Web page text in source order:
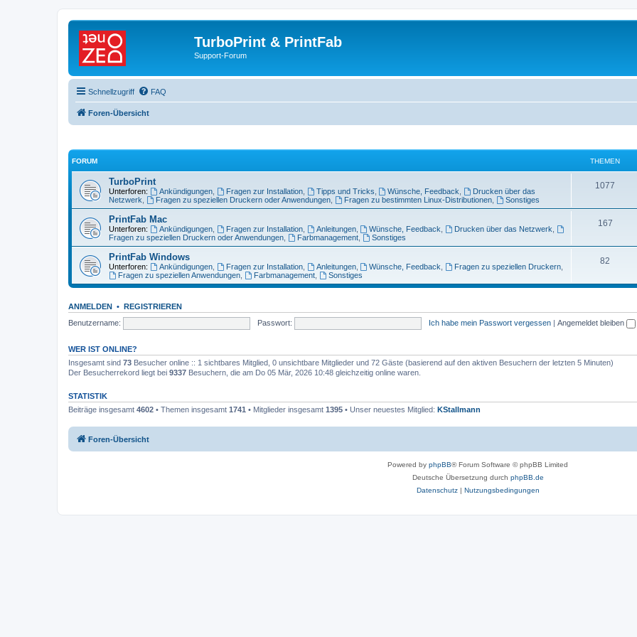
TurboPrint & PrintFab
Support-Forum
Schnellzugriff FAQ
Foren-Übersicht
FORUM THEMEN
TurboPrint
Unterforen: Ankündigungen, Fragen zur Installation, Tipps und Tricks Wünsche, Feedback
Drucken über das
Netzwerk
Fragen zu speziellen Druckern oder Anwendungen, Fragen zu bestimmten Linux-Distributionen, Sonstiges
1077
PrintFab Mac
Unterforen: Ankündigungen, Fragen zur Installation, Anleitungen, Wünsche, Feedback Drucken über das Netzwerk
Fragen zu speziellen Druckern oder Anwendungen
Farbmanagement, Sonstiges
167
PrintFab Windows
Unterforen: Ankündigungen, Fragen zur Installation, Anleitungen, Wünsche, Feedback Fragen zu speziellen Druckern
Fragen zu speziellen Anwendungen, Farbmanagement, Sonstiges
82
ANMELDEN • REGISTRIEREN
Benutzername:
Passwort: Ich habe mein Passwort vergessen | Angemeldet bleiben
WER IST ONLINE?
Insgesamt sind 73 Besucher online :: 1 sichtbares Mitglied, 0 unsichtbare Mitglieder und 72 Gäste (basierend auf den aktiven Besuchern der letzten 5 Minuten)
Der Besucherrekord liegt bei 9337 Besuchern, die am Do 05 Mär, 2026 10:48 gleichzeitig online waren.
STATISTIK
Beiträge insgesamt 4602 • Themen insgesamt 1741 • Mitglieder insgesamt 1395 • Unser neuestes Mitglied: KStallmann
Foren-Übersicht
Powered by phpBB® Forum Software © phpBB Limited
Deutsche Übersetzung durch phpBB.de
Datenschutz| Nutzungsbedingungen